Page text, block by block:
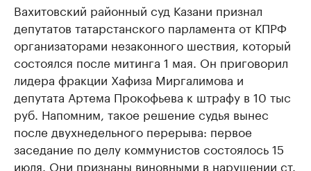
Вахитовский районный суд Казани признал
депутатов татарстанского парламента от КПРФ
организаторами незаконного шествия, который
состоялся после митинга 1 мая. Он приговорил
лидера фракции Хафиза Миргалимова и
депутата Артема Прокофьева к штрафу в 10 тыс
руб. Напомним, такое решение судья вынес
после двухнедельного перерыва: первое
заседание по делу коммунистов состоялось 15
июля. Они признаны виновными в нарушении ст.